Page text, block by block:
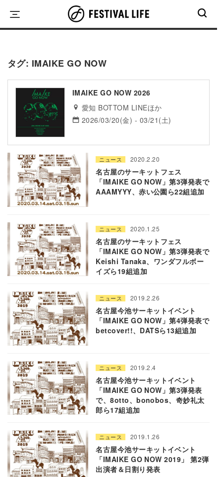
content
タグ: IMAIKE GO NOW
IMAIKE GO NOW 2026
愛知 BOTTOM LINEほか
2026/03/20(金) - 03/21(土)
ニュース 2020.2.20
名古屋のサーキットフェス
「IMAIKE GO NOW」第3弾発表で
AAAMYYY、赤い公園ら22組追加
ニュース 2020.1.25
名古屋のサーキットフェス
「IMAIKE GO NOW」第3弾発表で
Keishi Tanaka、ワンダフルボー
イズら19組追加
ニュース 2019.2.26
名古屋今池サーキットイベント
「IMAIKE GO NOW」第4弾発表で
betcover!!、DATSら13組追加
ニュース 2019.2.4
名古屋今池サーキットイベント
「IMAIKE GO NOW」第3弾発表
で、8otto、bonobos、奇妙礼太
郎ら17組追加
ニュース 2019.1.26
名古屋今池サーキットイベント
「IMAIKE GO NOW 2019」 第2弾
出演者＆日割り発表